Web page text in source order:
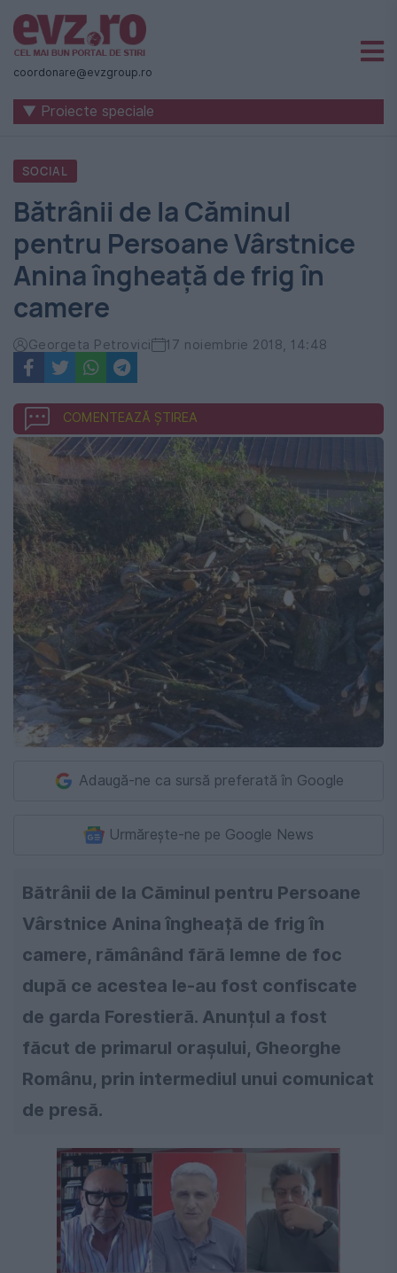
Știri
naționale
internaționale
România
-
Evenimentul
Zilei
coordonare@evzgroup.ro
▼ Proiecte speciale
SOCIAL
Bătrânii de la Căminul
pentru Persoane Vârstnice
Anina îngheață de frig în
camere
Georgeta Petrovici 17 noiembrie 2018, 14:48
COMENTEAZĂ ȘTIREA
Adaugă-ne ca sursă preferată în Google
Urmărește-ne pe Google News
Bătrânii de la Căminul pentru Persoane
Vârstnice Anina îngheață de frig în
camere, rămânând fără lemne de foc
după ce acestea le-au fost confiscate
de garda Forestieră. Anunțul a fost
făcut de primarul orașului, Gheorghe
Românu, prin intermediul unui comunicat
de presă.